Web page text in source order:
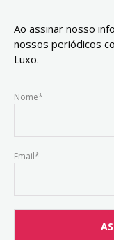
Ao assinar nosso
nossos periódicos
Luxo.
Nome*
Email*